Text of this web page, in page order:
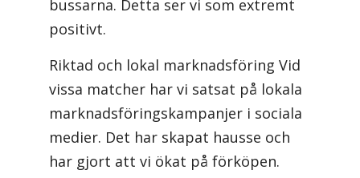
bussarna. Detta ser vi som extremt
positivt.
Riktad och lokal marknadsföring Vid
vissa matcher har vi satsat på lokala
marknadsföringskampanjer i sociala
medier. Det har skapat hausse och
har gjort att vi ökat på förköpen.